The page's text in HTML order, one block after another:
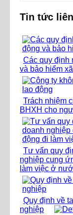
Tin tức
Các quy định
và bảo hiểm
Trách nhiệm
BHXH cho
Tư vấn quy
nghiệp cung
làm việc ở
Quy định về
nghiệp